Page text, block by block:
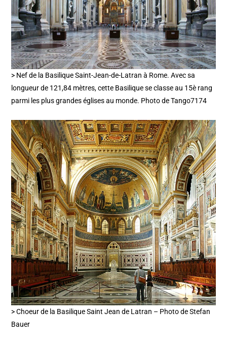
> Nef de la Basilique Saint-Jean-de-Latran à Rome. Avec sa
longueur de 121,84 mètres, cette Basilique se classe au 15è rang
parmi les plus grandes églises au monde. Photo de Tango7174
> Choeur de la Basilique Saint Jean de Latran – Photo de Stefan
Bauer